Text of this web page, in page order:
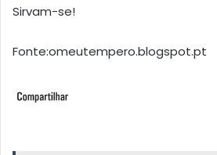
Sirvam-se!
Fonte:omeutempero.blogspot.pt